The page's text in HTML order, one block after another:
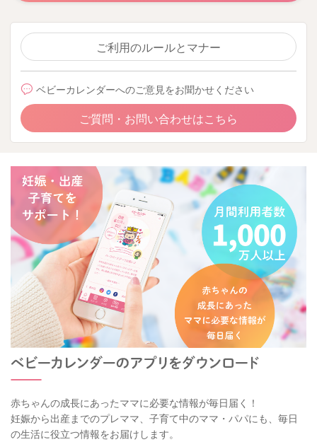
ご利用のルールとマナー
ベビーカレンダーへのご意見をお聞かせください
ご質問・お問い合わせはこちら
赤ちゃんの成長にあったママに必要な情報が毎日届く！
妊娠から出産までのプレママ、子育て中のママ・パパにも、毎日
の生活に役立つ情報をお届けします。